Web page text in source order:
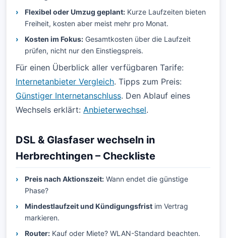
Flexibel oder Umzug geplant: Kurze Laufzeiten bieten
Freiheit, kosten aber meist mehr pro Monat.
Kosten im Fokus: Gesamtkosten über die Laufzeit
prüfen, nicht nur den Einstiegspreis.
Für einen Überblick aller verfügbaren Tarife:
Internetanbieter Vergleich. Tipps zum Preis:
Günstiger Internetanschluss. Den Ablauf eines
Wechsels erklärt: Anbieterwechsel.
DSL & Glasfaser wechseln in
Herbrechtingen – Checkliste
Preis nach Aktionszeit: Wann endet die günstige
Phase?
Mindestlaufzeit und Kündigungsfrist im Vertrag
markieren.
Router: Kauf oder Miete? WLAN-Standard beachten.